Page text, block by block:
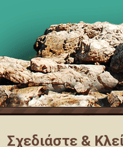
Σχεδιάστε &